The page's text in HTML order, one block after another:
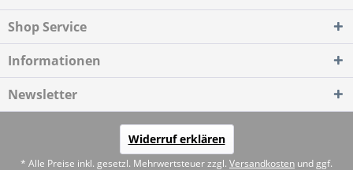
Shop Service
Informationen
Newsletter
Widerruf erklären
* Alle Preise inkl. gesetzl. Mehrwertsteuer zzgl. Versandkosten und ggf.